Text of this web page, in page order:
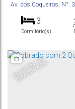
BOMBINHAS
Av. dos Coqueiros, N°:
3
Dormitório(s)
Total:
A
L
U
G
U
E
L
D
E
T
E
M
P
O
R
A
D
A